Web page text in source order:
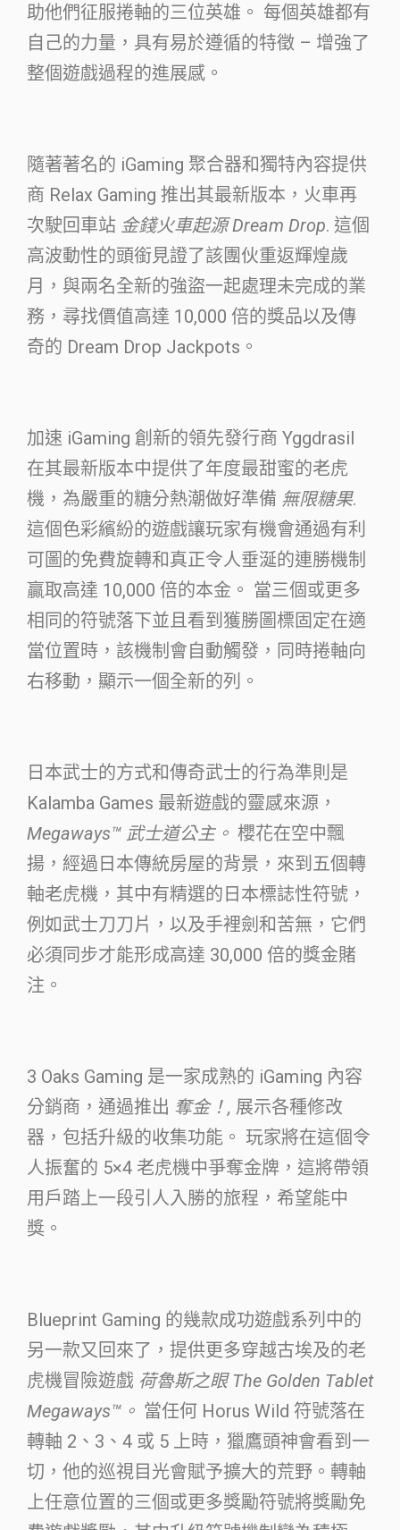
助他們征服捲軸的三位英雄。 每個英雄都有
自己的力量，具有易於遵循的特徵 – 增強了
整個遊戲過程的進展感。
隨著著名的 iGaming 聚合器和獨特內容提供
商 Relax Gaming 推出其最新版本，火車再
次駛回車站 金錢火車起源 Dream Drop. 這個
高波動性的頭銜見證了該團伙重返輝煌歲
月，與兩名全新的強盜一起處理未完成的業
務，尋找價值高達 10,000 倍的獎品以及傳
奇的 Dream Drop Jackpots。
加速 iGaming 創新的領先發行商 Yggdrasil
在其最新版本中提供了年度最甜蜜的老虎
機，為嚴重的糖分熱潮做好準備 無限糖果.
這個色彩繽紛的遊戲讓玩家有機會通過有利
可圖的免費旋轉和真正令人垂涎的連勝機制
贏取高達 10,000 倍的本金。 當三個或更多
相同的符號落下並且看到獲勝圖標固定在適
當位置時，該機制會自動觸發，同時捲軸向
右移動，顯示一個全新的列。
日本武士的方式和傳奇武士的行為準則是
Kalamba Games 最新遊戲的靈感來源，
Megaways™ 武士道公主。 櫻花在空中飄
揚，經過日本傳統房屋的背景，來到五個轉
軸老虎機，其中有精選的日本標誌性符號，
例如武士刀刀片，以及手裡劍和苦無，它們
必須同步才能形成高達 30,000 倍的獎金賭
注。
3 Oaks Gaming 是一家成熟的 iGaming 內容
分銷商，通過推出 奪金！, 展示各種修改
器，包括升級的收集功能。 玩家將在這個令
人振奮的 5×4 老虎機中爭奪金牌，這將帶領
用戶踏上一段引人入勝的旅程，希望能中
獎。
Blueprint Gaming 的幾款成功遊戲系列中的
另一款又回來了，提供更多穿越古埃及的老
虎機冒險遊戲 荷魯斯之眼 The Golden Tablet
Megaways™。 當任何 Horus Wild 符號落在
轉軸 2、3、4 或 5 上時，獵鷹頭神會看到一
切，他的巡視目光會賦予擴大的荒野。轉軸
上任意位置的三個或更多獎勵符號將獎勵免